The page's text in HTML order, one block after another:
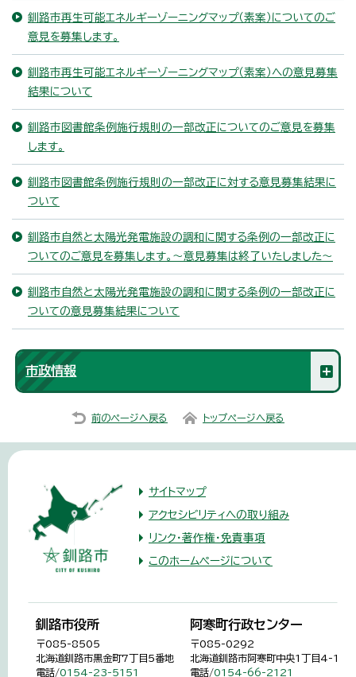
釧路市再生可能エネルギーゾーニングマップ（素案）についてのご
意見を募集します。
釧路市再生可能エネルギーゾーニングマップ（素案）への意見募集
結果について
釧路市図書館条例施行規則の一部改正についてのご意見を募集
します。
釧路市図書館条例施行規則の一部改正に対する意見募集結果に
ついて
釧路市自然と太陽光発電施設の調和に関する条例の一部改正に
ついてのご意見を募集します。～意見募集は終了いたしました～
釧路市自然と太陽光発電施設の調和に関する条例の一部改正に
ついての意見募集結果について
市政情報
前のページへ戻る トップページへ戻る
サイトマップ
アクセシビリティへの取り組み
リンク・著作権・免責事項
このホームページについて
釧路市役所
〒085-8505
北海道釧路市黒金町7丁目5番地
電話/0154-23-5151
阿寒町行政センター
〒085-0292
北海道釧路市阿寒町中央1丁目4-1
電話/0154-66-2121